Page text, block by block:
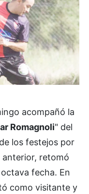
acompañó la
Romagnoli" del
los festejos por
anterior, retomó
fecha. En
como visitante y